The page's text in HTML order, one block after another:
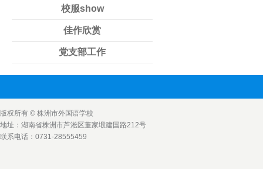
校服show
佳作欣赏
党支部工作
版权所有 © 株洲市外国语学校
地址：湖南省株洲市芦淞区董家塅建国路212号
联系电话：0731-28555459